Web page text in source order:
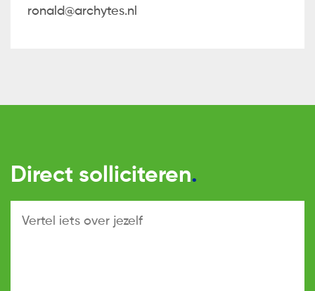
ronald@archytes.nl
Direct solliciteren